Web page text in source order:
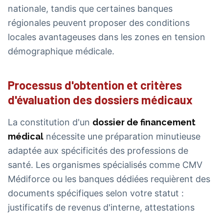
nationale, tandis que certaines banques
régionales peuvent proposer des conditions
locales avantageuses dans les zones en tension
démographique médicale.
Processus d'obtention et critères
d'évaluation des dossiers médicaux
La constitution d'un dossier de financement
médical nécessite une préparation minutieuse
adaptée aux spécificités des professions de
santé. Les organismes spécialisés comme CMV
Médiforce ou les banques dédiées requièrent des
documents spécifiques selon votre statut :
justificatifs de revenus d'interne, attestations